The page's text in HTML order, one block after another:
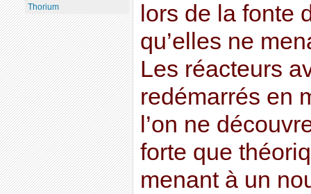
lors de la fonte
qu’elles ne
Les réacteurs
redémarrés en
l’on ne
forte que
menant à un
Thorium